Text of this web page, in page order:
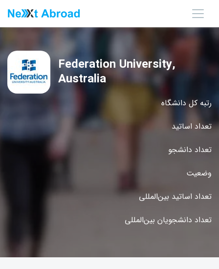
رتبه کل دانشگاه
تعداد اساتید
تعداد دانشجو
وضعیت
تعداد اساتید بین‌المللی
تعداد دانشجویان بین‌المللی
Federation University,
Australia